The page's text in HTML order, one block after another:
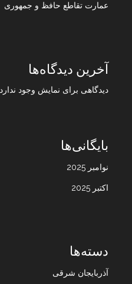
عمارت تقاطع حافظ و جمهوری
آخرین دیدگاه‌ها
دیدگاهی برای نمایش وجود ندارد.
بایگانی‌ها
نوامبر 2025
اکتبر 2025
دسته‌ها
آذربایجان شرقی